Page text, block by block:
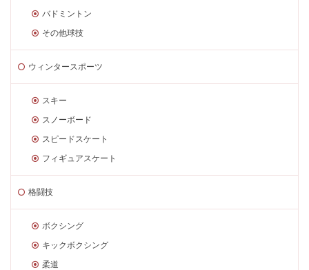
バドミントン
その他球技
ウィンタースポーツ
スキー
スノーボード
スピードスケート
フィギュアスケート
格闘技
ボクシング
キックボクシング
柔道